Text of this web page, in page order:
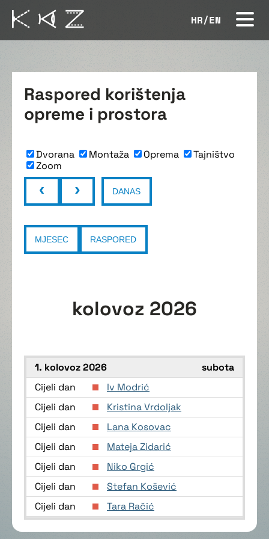
HR/EN
Raspored korištenja
opreme i prostora
Dvorana Montaža Oprema
Tajništvo
Zoom
DANAS
MJESEC RASPORED
kolovoz 2026
1. kolovoz 2026
subota
Cijeli dan
Iv Modrić
Cijeli dan
Kristina Vrdoljak
Cijeli dan
Lana Kosovac
Cijeli dan
Mateja Zidarić
Cijeli dan
Niko Grgić
Cijeli dan
Stefan Košević
Cijeli dan
Tara Račić